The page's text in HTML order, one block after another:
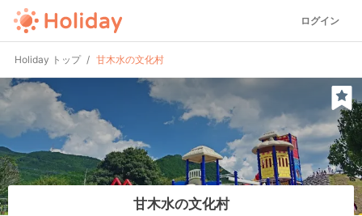
ログイン
Holiday トップ 甘木水の文化村
甘木水の文化村